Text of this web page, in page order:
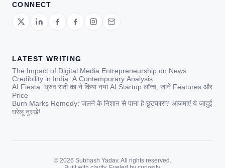
CONNECT
LATEST WRITING
The Impact of Digital Media Entrepreneurship on News
Credibility in India: A Contemporary Analysis
AI Fiesta: ध्रुव राठी का ने किया नया AI Startup लॉन्च, जानें Features और
Price
Burn Marks Remedy: जलने के निशान से पाना है छुटकारा? आजमाएं ये जादुई
घरेलू नुस्खे!
© 2026 Subhash Yadav. All rights reserved.